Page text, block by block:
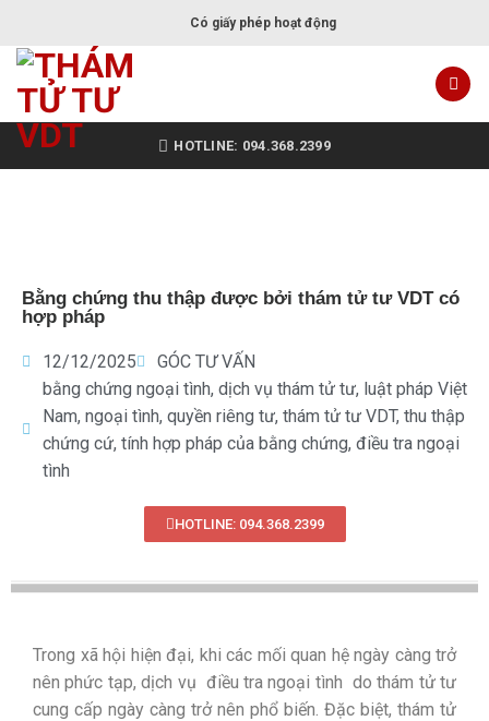
Có giấy phép hoạt động
HOTLINE: 094.368.2399
Bằng chứng thu thập được bởi thám tử tư VDT có
hợp pháp
12/12/2025
GÓC TƯ VẤN
bằng chứng ngoại tình, dịch vụ thám tử tư, luật pháp Việt
Nam, ngoại tình, quyền riêng tư, thám tử tư VDT, thu thập
chứng cứ, tính hợp pháp của bằng chứng, điều tra ngoại
tình
HOTLINE: 094.368.2399
Trong xã hội hiện đại, khi các mối quan hệ ngày càng trở
nên phức tạp, dịch vụ điều tra ngoại tình do thám tử tư
cung cấp ngày càng trở nên phổ biến. Đặc biệt, thám tử